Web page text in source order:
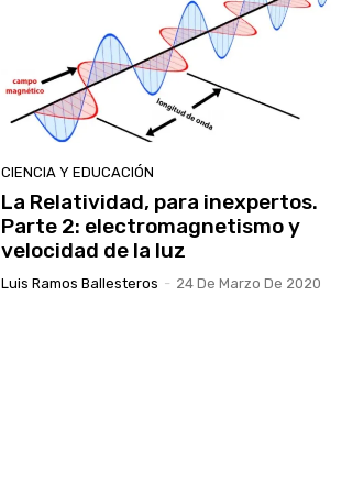
CIENCIA Y EDUCACIÓN
La Relatividad, para inexpertos.
Parte 2: electromagnetismo y
velocidad de la luz
Luis Ramos Ballesteros - 24 De Marzo De 2020